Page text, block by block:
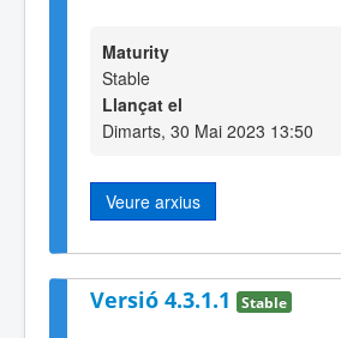
Maturity
Stable
Llançat el
Dimarts, 30 Mai 2023 13:50
Veure arxius
Versió 4.3.1.1 Stable